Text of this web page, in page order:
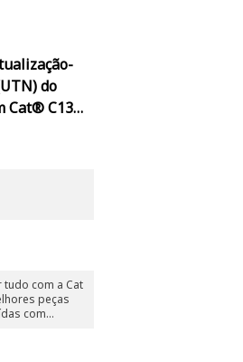
do
Cat® C13
tudo com a Cat
peças
com